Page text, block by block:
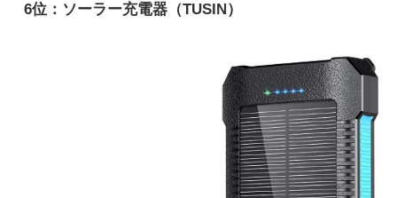
6位：ソーラー充電器（TUSIN）